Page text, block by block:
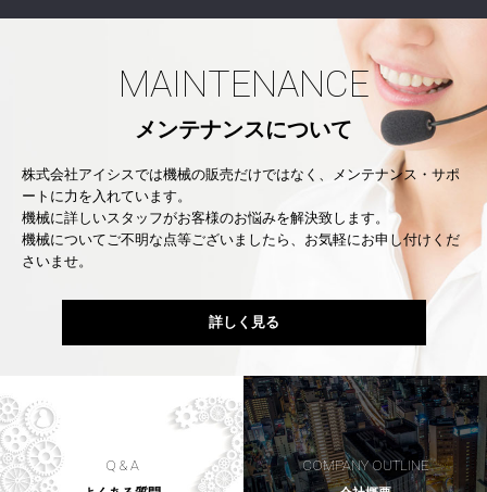
MAINTENANCE
メンテナンスについて
株式会社アイシスでは機械の販売だけではなく、メンテナンス・サポ
ートに力を入れています。
機械に詳しいスタッフがお客様のお悩みを解決致します。
機械についてご不明な点等ございましたら、お気軽にお申し付けくだ
さいませ。
詳しく見る
Q & A COMPANY OUTLINE